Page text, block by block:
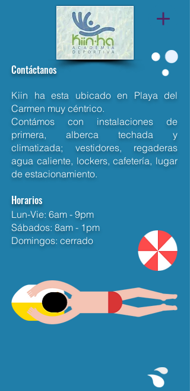
Contáctanos
Kiin ha esta ubicado en Playa del
Carmen muy céntrico.
Contámos con instalaciones de
primera, alberca techada y
climatizada; vestidores, regaderas
agua caliente, lockers, cafetería, lugar
de estacionamiento.
Horarios
Lun-Vie: 6am - 9pm
​Sábados: 8am - 1pm​
Domingos: cerrado